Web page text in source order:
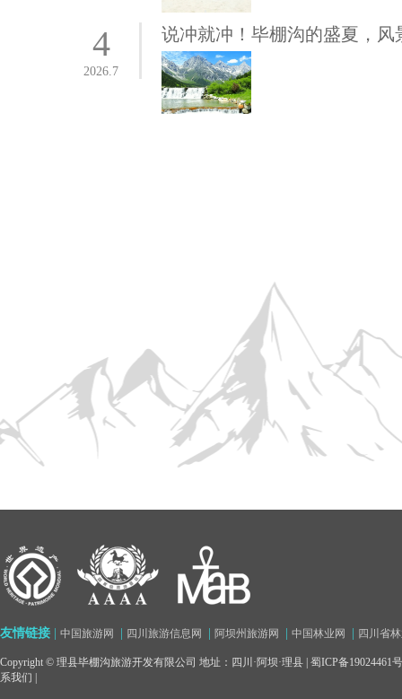
4
2026.7
说冲就冲！毕棚沟的盛夏，风
友情链接 中国旅游网 四川旅游信息网 阿坝州旅游网 中国林业网 四川省
Copyright © 理县毕棚沟旅游开发有限公司 地址：四川·阿坝·理县 | 蜀ICP备19024461号
系我们